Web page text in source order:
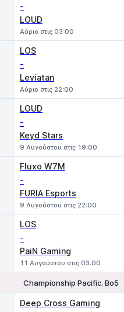
-
LOUD
Αύριο στις 03:00
LOS
-
Leviatan
Αύριο στις 22:00
LOUD
-
Keyd Stars
9 Αυγούστου στις 19:00
Fluxo W7M
-
FURIA Esports
9 Αυγούστου στις 22:00
LOS
-
PaiN Gaming
11 Αυγούστου στις 03:00
Championship Pacific. Bo5
Deep Cross Gaming